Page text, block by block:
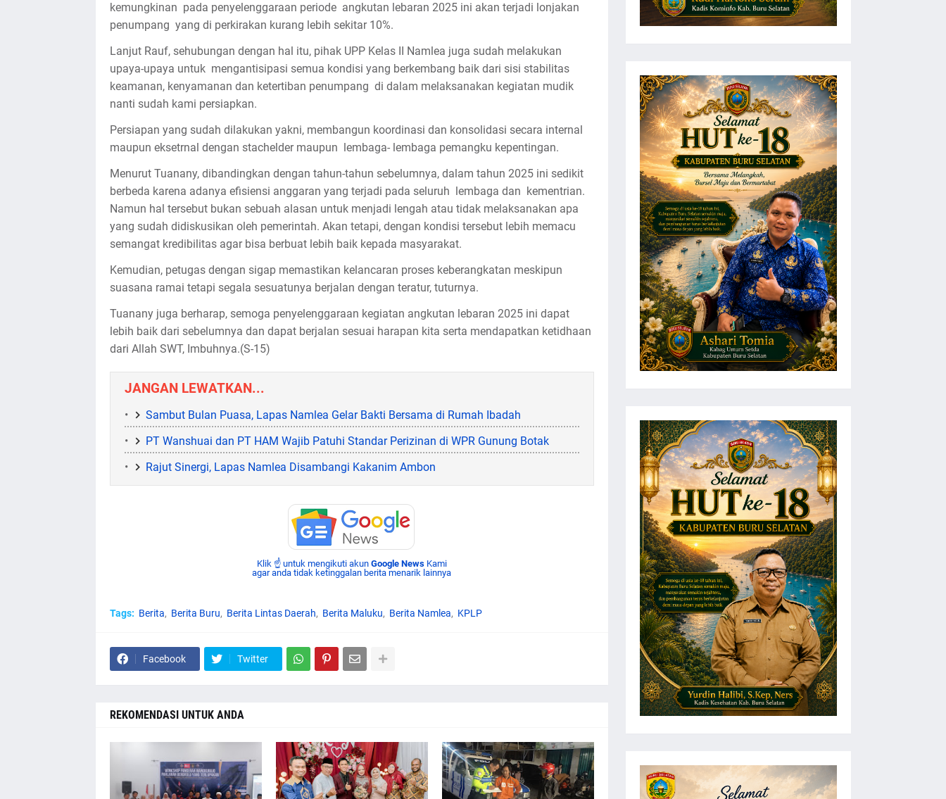
kemungkinan pada penyelenggaraan periode angkutan lebaran 2025 ini akan terjadi lonjakan
penumpang yang di perkirakan kurang lebih sekitar 10%.
Lanjut Rauf, sehubungan dengan hal itu, pihak UPP Kelas II Namlea juga sudah melakukan
upaya-upaya untuk mengantisipasi semua kondisi yang berkembang baik dari sisi stabilitas
keamanan, kenyamanan dan ketertiban penumpang di dalam melaksanakan kegiatan mudik
nanti sudah kami persiapkan.
Persiapan yang sudah dilakukan yakni, membangun koordinasi dan konsolidasi secara internal
maupun eksetrnal dengan stachelder maupun lembaga- lembaga pemangku kepentingan.
Menurut Tuanany, dibandingkan dengan tahun-tahun sebelumnya, dalam tahun 2025 ini sedikit
berbeda karena adanya efisiensi anggaran yang terjadi pada seluruh lembaga dan kementrian.
Namun hal tersebut bukan sebuah alasan untuk menjadi lengah atau tidak melaksanakan apa
yang sudah didiskusikan oleh pemerintah. Akan tetapi, dengan kondisi tersebut lebih memacu
semangat kredibilitas agar bisa berbuat lebih baik kepada masyarakat.
Kemudian, petugas dengan sigap memastikan kelancaran proses keberangkatan meskipun
suasana ramai tetapi segala sesuatunya berjalan dengan teratur, tuturnya.
Tuanany juga berharap, semoga penyelenggaraan kegiatan angkutan lebaran 2025 ini dapat
lebih baik dari sebelumnya dan dapat berjalan sesuai harapan kita serta mendapatkan ketidhaan
dari Allah SWT, Imbuhnya.(S-15)
JANGAN LEWATKAN...
Sambut Bulan Puasa, Lapas Namlea Gelar Bakti Bersama di Rumah Ibadah
PT Wanshuai dan PT HAM Wajib Patuhi Standar Perizinan di WPR Gunung Botak
Rajut Sinergi, Lapas Namlea Disambangi Kakanim Ambon
Klik ☝ untuk mengikuti akun Google NewsKami
agar anda tidak ketinggalan berita menarik lainnya
Tags: Berita Berita Buru Berita Lintas Daerah Berita Maluku Berita Namlea KPLP
Facebook Twitter
REKOMENDASI UNTUK ANDA